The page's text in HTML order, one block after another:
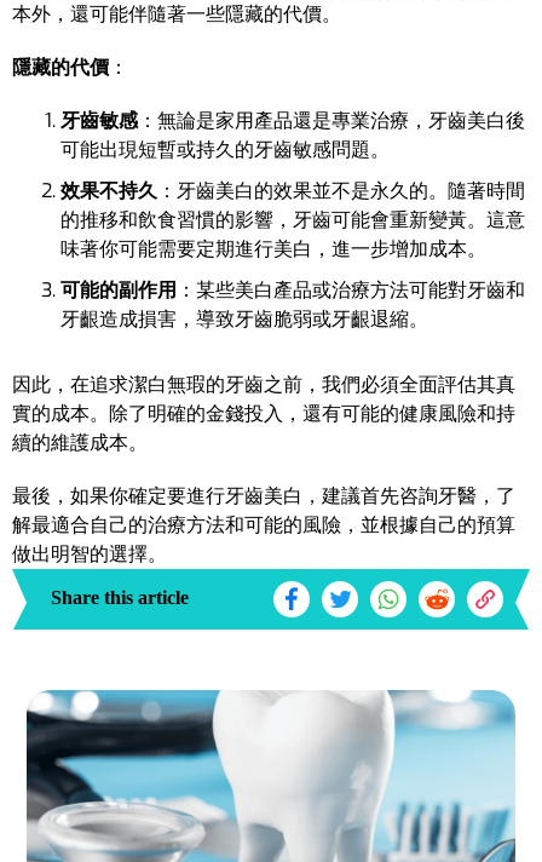
本外，還可能伴隨著一些隱藏的代價。
隱藏的代價 ：
牙齒敏感：無論是家用產品還是專業治療，牙齒美白後
可能出現短暫或持久的牙齒敏感問題。
效果不持久 ：牙齒美白的效果並不是永久的。隨著時間
的推移和飲食習慣的影響，牙齒可能會重新變黃。這意
味著你可能需要定期進行美白，進一步增加成本。
可能的副作用 ：某些美白產品或治療方法可能對牙齒和
牙齦造成損害，導致牙齒脆弱或牙齦退縮。
因此，在追求潔白無瑕的牙齒之前，我們必須全面評估其真
實的成本。除了明確的金錢投入，還有可能的健康風險和持
續的維護成本。
最後，如果你確定要進行牙齒美白，建議首先咨詢牙醫，了
解最適合自己的治療方法和可能的風險，並根據自己的預算
做出明智的選擇。
Share this article